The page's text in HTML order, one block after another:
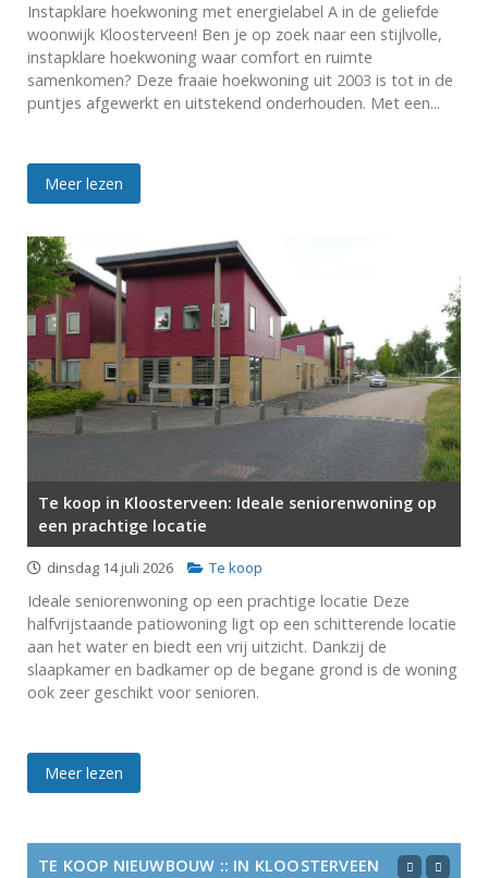
Instapklare hoekwoning met energielabel A in de geliefde
woonwijk Kloosterveen! Ben je op zoek naar een stijlvolle,
instapklare hoekwoning waar comfort en ruimte
samenkomen? Deze fraaie hoekwoning uit 2003 is tot in de
puntjes afgewerkt en uitstekend onderhouden. Met een...
Meer lezen
Te koop in Kloosterveen: Ideale seniorenwoning op
een prachtige locatie
dinsdag 14 juli 2026 Te koop
Ideale seniorenwoning op een prachtige locatie Deze
halfvrijstaande patiowoning ligt op een schitterende locatie
aan het water en biedt een vrij uitzicht. Dankzij de
slaapkamer en badkamer op de begane grond is de woning
ook zeer geschikt voor senioren.
Meer lezen
TE KOOP NIEUWBOUW :: IN KLOOSTERVEEN